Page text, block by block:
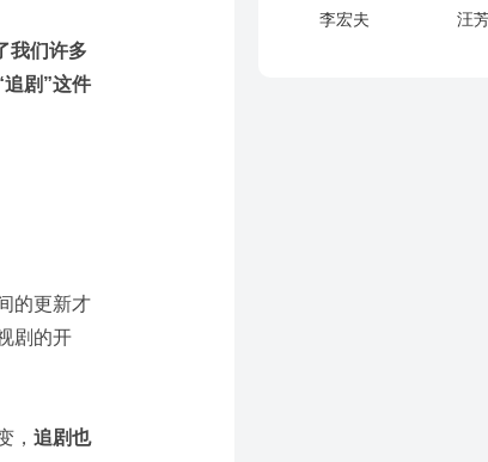
我们许多
剧”这件
的更新才
剧的开
， 追剧也
李宏夫 汪